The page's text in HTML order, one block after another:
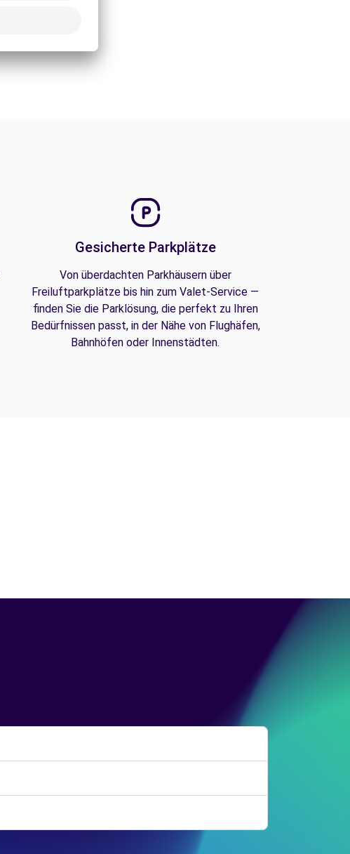
Gesicherte Parkplätze
Von überdachten Parkhäusern über
Freiluftparkplätze bis hin zum Valet-Service —
finden Sie die Parklösung, die perfekt zu Ihren
Bedürfnissen passt, in der Nähe von Flughäfen,
Bahnhöfen oder Innenstädten.